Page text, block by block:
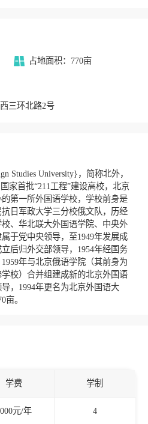
占地面积：770亩
三环北路2号
Studies University}，简称北外，
家首批“211工程”建设高校，北京
第一所外国语学校，学校前身是
日军政大学三分校俄文队，历经
、华北联大外国语学院、中央外
于党中央领导，至1949年发展成
后归外交部领导，1954年经国务
年与北京俄语学院（其前身为
校）合并组建成新的北京外国语
，1994年更名为北京外国语大
亩。
学费 学制
元/年 4